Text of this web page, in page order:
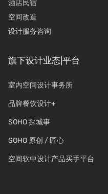
酒店民宿
空间改造
设计服务咨询
旗下设计业态|平台
室内空间设计事务所
品牌餐饮设计+
SOHO 探城事
SOHO 原创 / 匠心
空间软中设计产品买手平台